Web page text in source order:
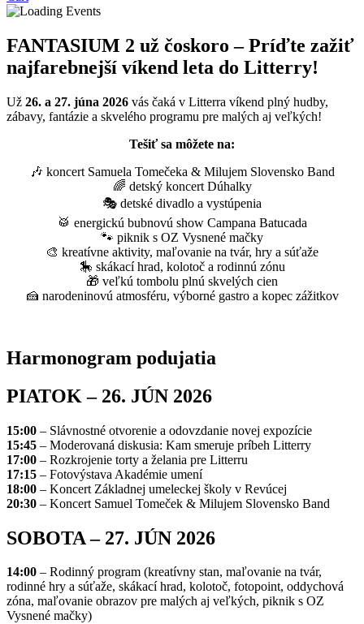
FANTASIUM 2 už čoskoro – Príďte zažiť
najfarebnejší víkend leta do Litterry!
Už 26. a 27. júna 2026 vás čaká v Litterra víkend plný hudby,
zábavy, fantázie a skvelého programu pre malých aj veľkých!
Tešiť sa môžete na:
🎶 koncert Samuela Tomečeka & Milujem Slovensko Band
🌈 detský koncert Dúhalky
🎭 detské divadlo a vystúpenia
🥁 energickú bubnovú show Campana Batucada
🐾 piknik s OZ Vysnené mačky
🎨 kreatívne aktivity, maľovanie na tvár, hry a súťaže
🎠 skákací hrad, kolotoč a rodinnú zónu
🎁 veľkú tombolu plnú skvelých cien
🍰 narodeninovú atmosféru, výborné gastro a kopec zážitkov
Harmonogram podujatia
PIATOK – 26. JÚN 2026
15:00 – Slávnostné otvorenie a odovzdanie novej expozície
15:45 – Moderovaná diskusia: Kam smeruje príbeh Litterry
17:00 – Rozkrojenie torty a želania pre Litterru
17:15 – Fotovýstava Akadémie umení
18:00 – Koncert Základnej umeleckej školy v Revúcej
20:30 – Koncert Samuel Tomeček & Milujem Slovensko Band
SOBOTA – 27. JÚN 2026
14:00 – Rodinný program (kreatívny stan, maľovanie na tvár,
rodinné hry a súťaže, skákací hrad, kolotoč, fotopoint, oddychová
zóna, maľovanie obrazov pre malých aj veľkých, piknik s OZ
Vysnené mačky)